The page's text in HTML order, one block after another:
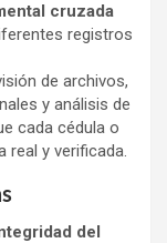
cruzada
registros
de archivos,
y análisis de
cada cédula o
real y verificada.
del